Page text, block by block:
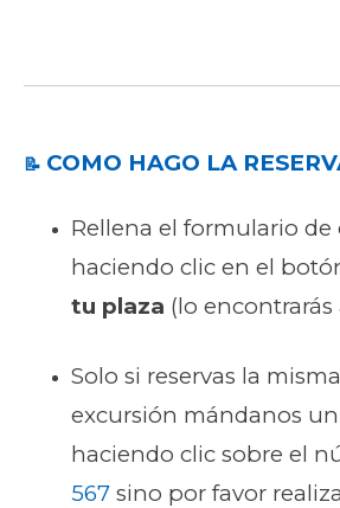
📝 COMO HAGO LA
Rellena el formulario de
haciendo clic en el
tu plaza (lo encontrarás
Solo si reservas la
excursión mándanos
haciendo clic sobre el
567 sino por favor